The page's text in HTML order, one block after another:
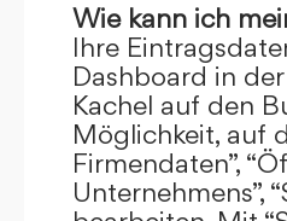
Wie kann ich
Ihre
Dashboard in
Kachel auf den
Möglichkeit, auf
Firmendaten”,
Unternehmens”,